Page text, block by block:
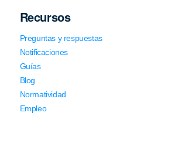
Recursos
Preguntas y respuestas
Notificaciones
Guías
Blog
Normatividad
Empleo